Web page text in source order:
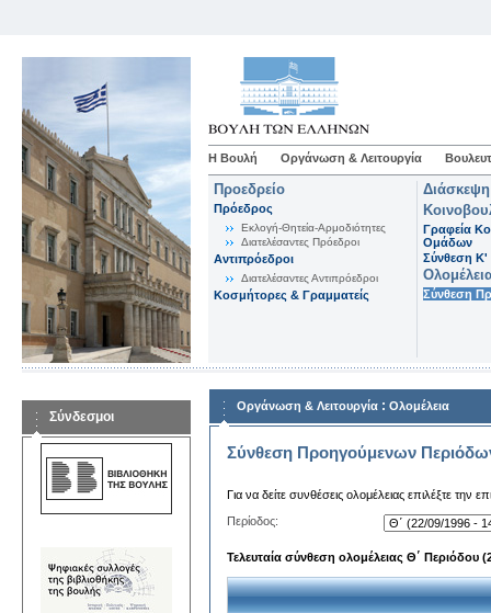
Η Βουλή Οργάνωση & Λειτουργία
Προεδρείο
Πρόεδρος
Εκλογή-Θητεία-Αρμοδιότητες
Διατελέσαντες Πρόεδροι
Αντιπρόεδροι
Διατελέσαντες Αντιπρόεδροι
Κοσμήτορες & Γραμματείς
Γραφεία
Ομάδων
Σύνθεση K'
Σύνθεση
Σύνδεσμοι
Οργάνωση & Λειτουργία : Ολομέλεια
Σύνθεση Προηγούμενων
Για να δείτε συνθέσεις ολομέλειας επιλέξτε την
Περίοδος:
Τελευταία σύνθεση ολομέλειας Θ΄ Περιόδου